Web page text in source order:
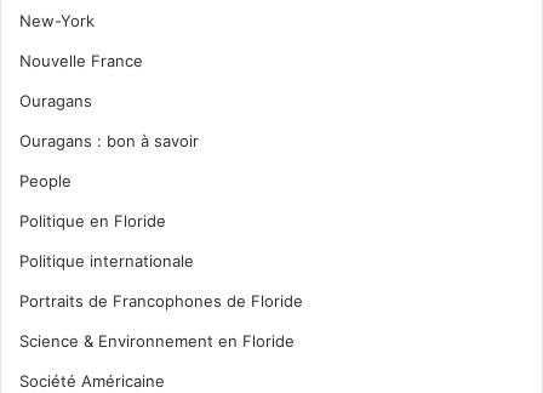
New-York
Nouvelle France
Ouragans
Ouragans : bon à savoir
People
Politique en Floride
Politique internationale
Portraits de Francophones de Floride
Science & Environnement en Floride
Société Américaine